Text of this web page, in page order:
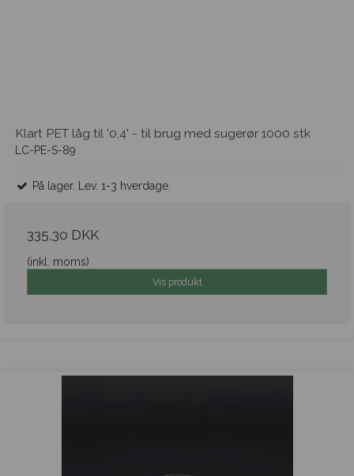
Klart PET låg til '0,4' - til brug med sugerør 1000 stk
LC-PE-S-89
På lager. Lev. 1-3 hverdage.
335,30 DKK
(inkl. moms)
Vis produkt